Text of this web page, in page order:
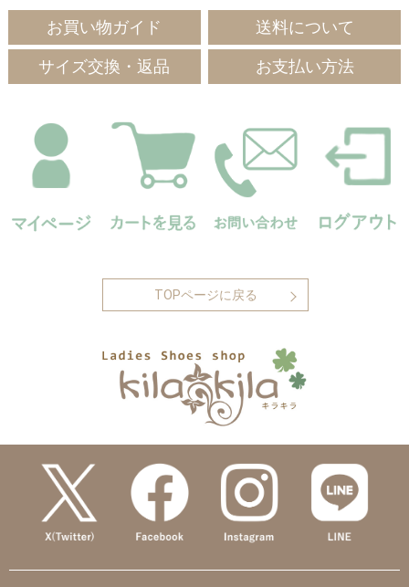
お買い物ガイド 送料について
サイズ交換・返品 お支払い方法
TOPページに戻る